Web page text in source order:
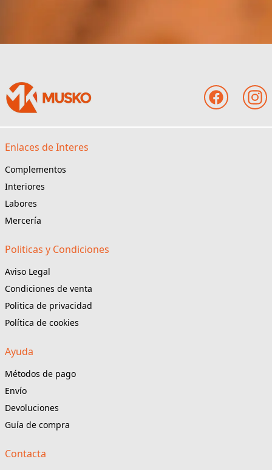
Enlaces de Interes
Complementos
Interiores
Labores
Mercería
Politicas y Condiciones
Aviso Legal
Condiciones de venta
Politica de privacidad
Política de cookies
Ayuda
Métodos de pago
Envío
Devoluciones
Guía de compra
Contacta